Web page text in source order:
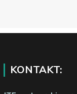
KONTAKT: